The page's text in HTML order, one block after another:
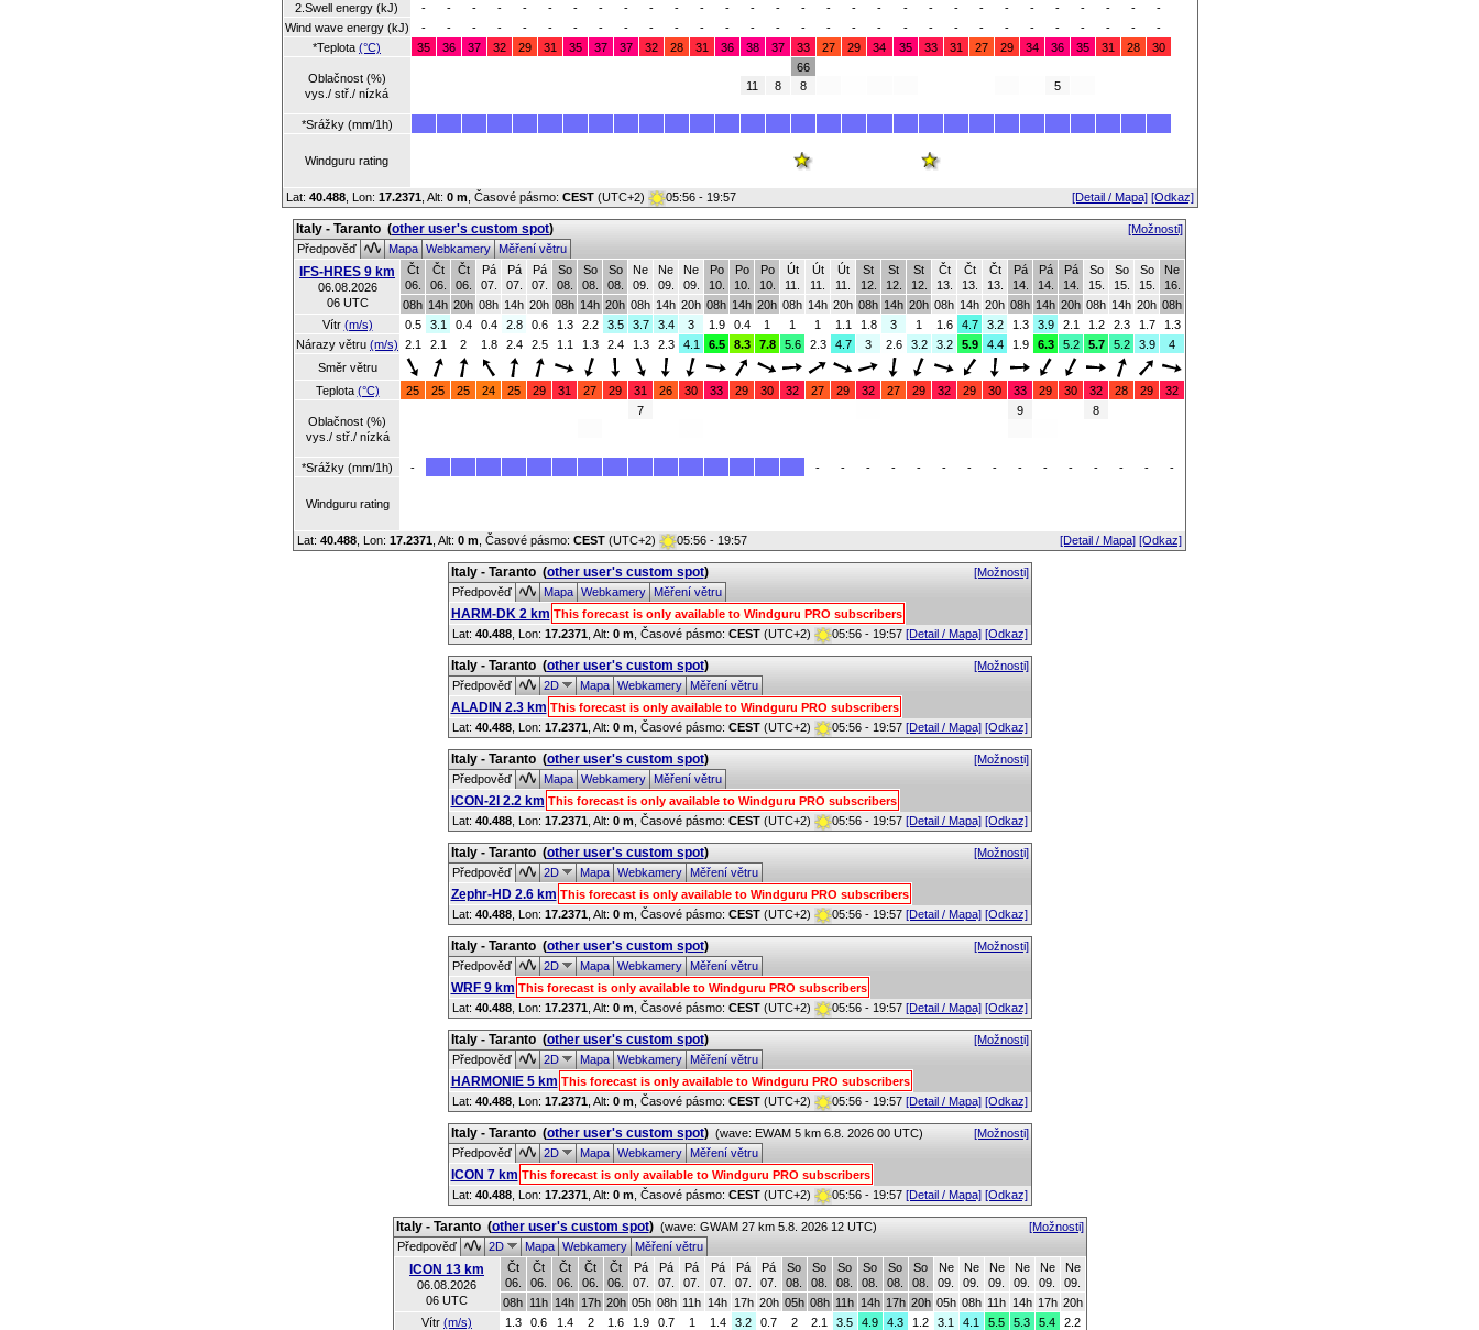
2.Swell energy (kJ)
- - - - - - - - - - - - - - - - - - - - - - - - - - - - -
-
Wind wave energy (kJ)
- - - - - - - - - - - - - - - - - - - - - - - - - - - - -
-
*Teplota (°C) 35 36 37 32 29 31 35 37 37 32 28 31 36 38 37 33 27 29 34 35 33 31 27 29 34 36 35 31 28 30
Oblačnost (%)
vys./ stř./ nízká
11 8
66
8
5
*Srážky (mm/1h)
Windguru rating
Lat: 40.488, Lon: 17.2371, Alt: 0 m , Časové pásmo: CEST(UTC+2) 05:56 - 19:57 [Detail / Mapa] [Odkaz]
Italy - Taranto (other user's custom spot)
[Možnosti]
Předpověď
MapaWebkameryMěření větru
IFS-HRES 9 km
06.08.2026
06 UTC
Čt
06.
Čt
06.
Čt
06.
Pá
07.
Pá
07.
Pá
07.
So
08.
So
08.
So
08.
Ne
09.
Ne
09.
Ne
09.
Po
10.
Po
10.
Po
10.
Út
11.
Út
11.
Út
11.
St
12.
St
12.
St
12.
Čt
13.
Čt
13.
Čt
13.
Pá
14.
Pá
14.
Pá
14.
So
15.
So
15.
So
15.
Ne
16.
08h 14h 20h 08h 14h 20h 08h 14h 20h 08h 14h 20h 08h 14h 20h 08h 14h 20h 08h 14h 20h 08h 14h 20h 08h 14h 20h 08h 14h 20h 08h
Vítr (m/s) 0.5 3.1 0.4 0.4 2.8 0.6 1.3 2.2 3.5 3.7 3.4 3 1.9 0.4 1 1 1 1.1 1.8 3 1 1.6 4.7 3.2 1.3 3.9 2.1 1.2 2.3 1.7
1.3
Nárazy větru (m/s) 2.1 2.1 2 1.8 2.4 2.5 1.1 1.3 2.4 1.3 2.3 4.1 6.5 8.3 7.8 5.6 2.3 4.7 3 2.6 3.2 3.2 5.9 4.4 1.9 6.3 5.2 5.7 5.2 3.9
4
Směr větru
Teplota (°C) 25 25 25 24 25 29 31 27 29 31 26 30 33 29 30 32 27 29 32 27 29 32 29 30 33 29 30 32 28 29 32
Oblačnost (%)
vys./ stř./ nízká
7 9 8
*Srážky (mm/1h) - - - - - - - - - - - - - - - -
Windguru rating
Lat: 40.488 , Lon: 17.2371 Alt: 0 m , Časové pásmo: CEST (UTC+2) 05:56 - 19:57 [Detail / Mapa] [Odkaz]
Italy - Taranto (other user's custom spot)
[Možnosti]
Předpověď
MapaWebkameryMěření větru
HARM-DK 2 km This forecast is only available to Windguru PRO subscribers
Lat: 40.488, Lon: 17.2371, Alt: 0 m , Časové pásmo: CEST(UTC+2) 05:56 - 19:57 [Detail / Mapa] [Odkaz]
Italy - Taranto (other user's custom spot)
[Možnosti]
Předpověď
2D MapaWebkameryMěření větru
ALADIN 2.3 km This forecast is only available to Windguru PRO subscribers
Lat: 40.488, Lon: 17.2371, Alt: 0 m , Časové pásmo: CEST(UTC+2) 05:56 - 19:57 [Detail / Mapa] [Odkaz]
Italy - Taranto (other user's custom spot)
[Možnosti]
Předpověď
MapaWebkameryMěření větru
ICON-2I 2.2 km This forecast is only available to Windguru PRO subscribers
Lat: 40.488, Lon: 17.2371, Alt: 0 m , Časové pásmo: CEST(UTC+2) 05:56 - 19:57 [Detail / Mapa] [Odkaz]
Italy - Taranto (other user's custom spot)
[Možnosti]
Předpověď
2D MapaWebkameryMěření větru
Zephr-HD 2.6 km This forecast is only available to Windguru PRO subscribers
Lat: 40.488, Lon: 17.2371, Alt: 0 m , Časové pásmo: CEST(UTC+2) 05:56 - 19:57 [Detail / Mapa] [Odkaz]
Italy - Taranto (other user's custom spot)
[Možnosti]
Předpověď
2D MapaWebkameryMěření větru
WRF 9 km This forecast is only available to Windguru PRO subscribers
Lat: 40.488, Lon: 17.2371, Alt: 0 m , Časové pásmo: CEST(UTC+2) 05:56 - 19:57 [Detail / Mapa] [Odkaz]
Italy - Taranto (other user's custom spot)
[Možnosti]
Předpověď
2D MapaWebkameryMěření větru
HARMONIE 5 km This forecast is only available to Windguru PRO subscribers
Lat: 40.488, Lon: 17.2371, Alt: 0 m , Časové pásmo: CEST(UTC+2) 05:56 - 19:57 [Detail / Mapa] [Odkaz]
Italy - Taranto (other user's custom spot) (wave: EWAM 5 km 6.8. 2026 00 UTC)
[Možnosti]
Předpověď
2D MapaWebkameryMěření větru
ICON 7 km This forecast is only available to Windguru PRO subscribers
Lat: 40.488, Lon: 17.2371, Alt: 0 m , Časové pásmo: CEST(UTC+2) 05:56 - 19:57 [Detail / Mapa] [Odkaz]
Italy - Taranto (other user's custom spot) (wave: GWAM 27 km 5.8. 2026 12 UTC)
[Možnosti]
Předpověď
2D MapaWebkameryMěření větru
ICON 13 km
06.08.2026
06 UTC
Čt
06.
Čt
06.
Čt
06.
Čt
06.
Čt
06.
Pá
07.
Pá
07.
Pá
07.
Pá
07.
Pá
07.
Pá
07.
So
08.
So
08.
So
08.
So
08.
So
08.
So
08.
Ne
09.
Ne
09.
Ne
09.
Ne
09.
Ne
09.
Ne
09.
08h 11h 14h 17h 20h 05h 08h 11h 14h 17h 20h 05h 08h 11h 14h 17h 20h 05h 08h 11h 14h 17h 20h
Vítr (m/s) 1.3 0.6 1.4 2 1.6 1.9 0.7 1 1.4 3.2 0.7 2 2.1 3.5 4.9 4.3 1.2 3.1 4.1 5.5 5.3 5.4
2.2